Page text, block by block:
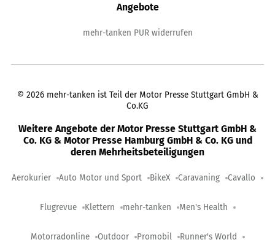
Angebote
mehr-tanken PUR widerrufen
© 2026 mehr-tanken ist Teil der Motor Presse Stuttgart GmbH &
Co.KG
Weitere Angebote der Motor Presse Stuttgart GmbH &
Co. KG & Motor Presse Hamburg GmbH & Co. KG und
deren Mehrheitsbeteiligungen
Aerokurier Auto Motor und Sport BikeX Caravaning Cavallo
Flugrevue Klettern mehr-tanken Men's Health
Motorradonline Outdoor Promobil Runner's World